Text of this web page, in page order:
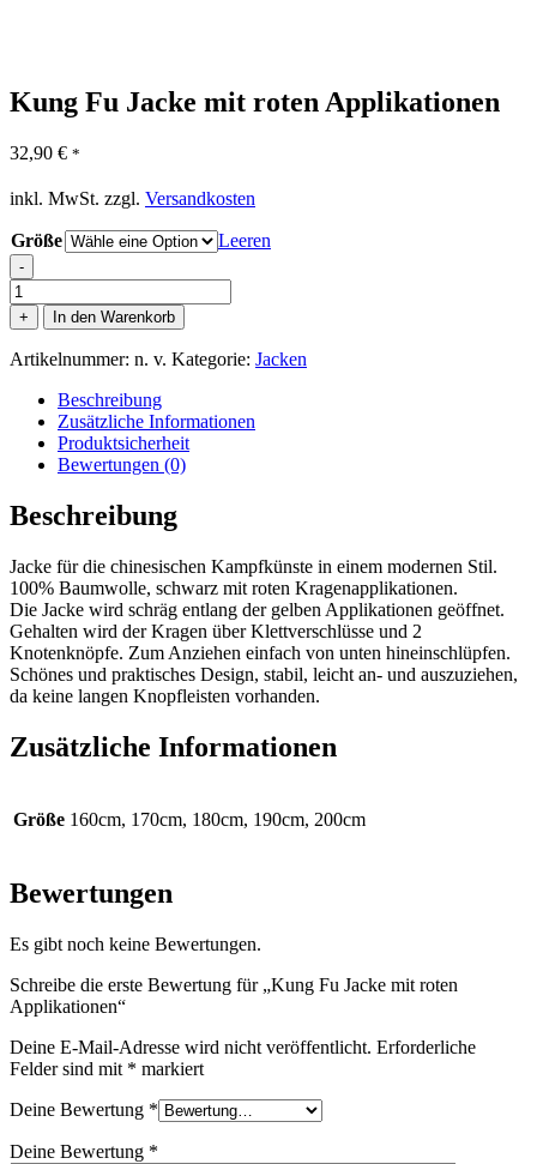
Kung Fu Jacke mit roten Applikationen
32,90 € *
inkl. MwSt. zzgl. Versandkosten
Größe Leeren
-
Kung
Fu
Jacke
mit
Applikationen
Menge
+ In den Warenkorb
Artikelnummer: n. v. Kategorie: Jacken
Beschreibung
Zusätzliche Informationen
Produktsicherheit
Bewertungen (0)
Beschreibung
Jacke für die chinesischen Kampfkünste in einem modernen Stil.
100% Baumwolle, schwarz mit roten Kragenapplikationen.
Die Jacke wird schräg entlang der gelben Applikationen geöffnet.
Gehalten wird der Kragen über Klettverschlüsse und 2
Knotenknöpfe. Zum Anziehen einfach von unten hineinschlüpfen.
Schönes und praktisches Design, stabil, leicht an- und auszuziehen,
da keine langen Knopfleisten vorhanden.
Zusätzliche Informationen
Größe 160cm, 170cm, 180cm, 190cm, 200cm
Bewertungen
Es gibt noch keine Bewertungen.
Schreibe die erste Bewertung für „Kung Fu Jacke mit roten
Applikationen“
Deine E-Mail-Adresse wird nicht veröffentlicht. Erforderliche
Felder sind mit * markiert
Deine Bewertung *
Deine Bewertung *